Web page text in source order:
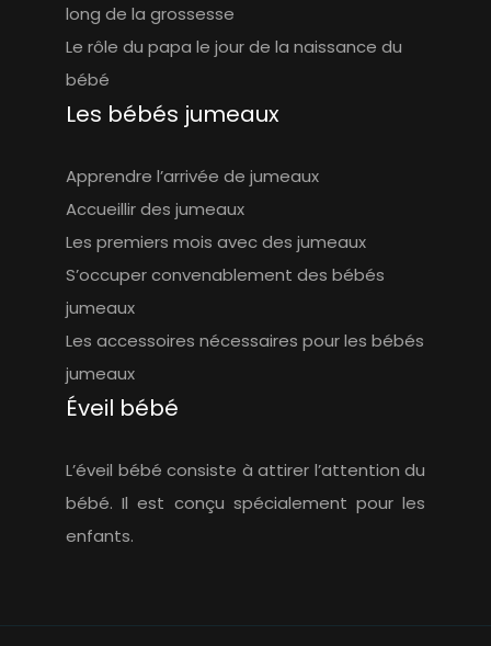
long de la grossesse
Le rôle du papa le jour de la naissance du
bébé
Les bébés jumeaux
Apprendre l’arrivée de jumeaux
Accueillir des jumeaux
Les premiers mois avec des jumeaux
S’occuper convenablement des bébés
jumeaux
Les accessoires nécessaires pour les bébés
jumeaux
Éveil bébé
L’éveil bébé consiste à attirer l’attention du
bébé. Il est conçu spécialement pour les
enfants.